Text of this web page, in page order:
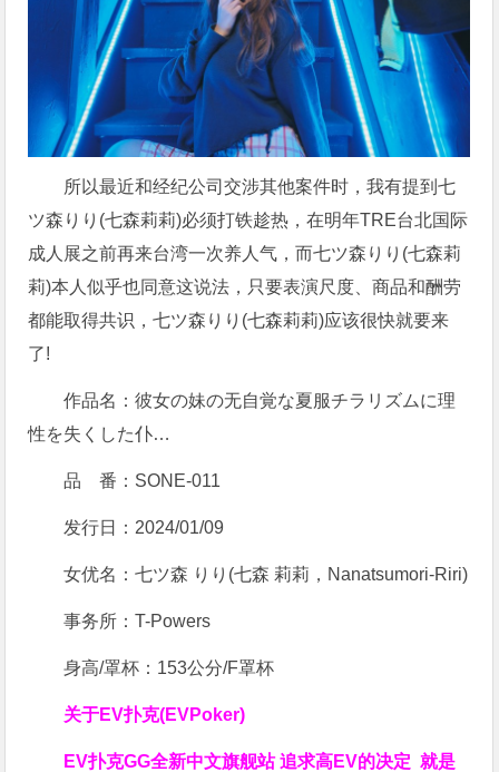
所以最近和经纪公司交涉其他案件时，我有提到七
ツ森りり(七森莉莉)必须打铁趁热，在明年TRE台北国际
成人展之前再来台湾一次养人气，而七ツ森りり(七森莉
莉)本人似乎也同意这说法，只要表演尺度、商品和酬劳
都能取得共识，七ツ森りり(七森莉莉)应该很快就要来
了!
作品名：彼女の妹の无自覚な夏服チラリズムに理
性を失くした仆…
品 番：SONE-011
发行日：2024/01/09
女优名：七ツ森 りり(七森 莉莉，Nanatsumori-Riri)
事务所：T-Powers
身高/罩杯：153公分/F罩杯
关于EV扑克(EVPoker)
EV扑克GG全新中文旗舰站追求高EV的决定就是